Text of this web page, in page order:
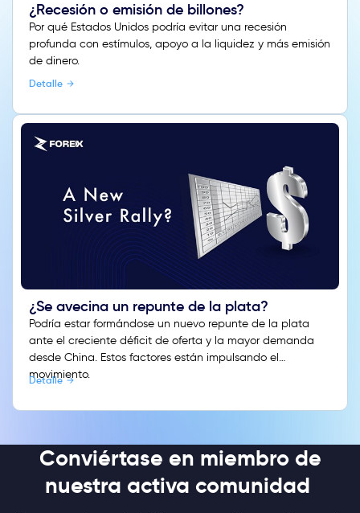
¿Recesión o emisión de billones?
Por qué Estados Unidos podría evitar una recesión
profunda con estímulos, apoyo a la liquidez y más emisión
de dinero.
Detalle
¿Se avecina un repunte de la plata?
Podría estar formándose un nuevo repunte de la plata
ante el creciente déficit de oferta y la mayor demanda
desde China. Estos factores están impulsando el
movimiento.
Detalle
Conviértase en miembro de
nuestra activa comunidad